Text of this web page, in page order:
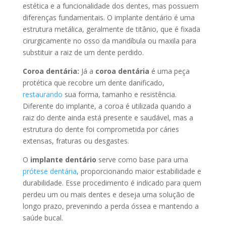
estética e a funcionalidade dos dentes, mas possuem
diferenças fundamentais. O implante dentário é uma
estrutura metálica, geralmente de titânio, que é fixada
cirurgicamente no osso da mandíbula ou maxila para
substituir a raiz de um dente perdido.
Coroa dentária: Já a coroa dentária é uma peça
protética que recobre um dente danificado,
restaurando sua forma, tamanho e resistência.
Diferente do implante, a coroa é utilizada quando a
raiz do dente ainda está presente e saudável, mas a
estrutura do dente foi comprometida por cáries
extensas, fraturas ou desgastes.
O implante dentário serve como base para uma
prótese dentária, proporcionando maior estabilidade e
durabilidade. Esse procedimento é indicado para quem
perdeu um ou mais dentes e deseja uma solução de
longo prazo, prevenindo a perda óssea e mantendo a
saúde bucal.